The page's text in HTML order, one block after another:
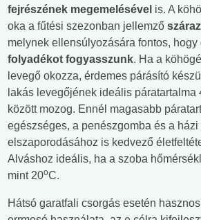
fejrészének megemelésével is. A
oka a fűtési szezonban jellemző
melynek ellensúlyozására fontos, hogy
folyadékot fogyasszunk. Ha a
levegő okozza, érdemes párásító
lakás levegőjének ideális páratartalma
között mozog. Ennél magasabb
egészséges, a penészgomba és a házi
elszaporodásához is kedvező
Alváshoz ideális, ha a szoba
mint 20oC.
Hátsó garatfali csorgás esetén